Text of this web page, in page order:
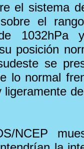
el sistema
el
1032hPa
posición
se
lo normal
NCEP